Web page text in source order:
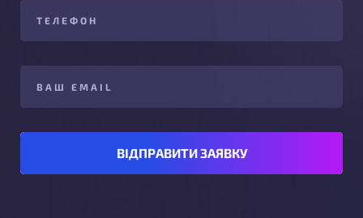
ВІДПРАВИТИ ЗАЯВКУ